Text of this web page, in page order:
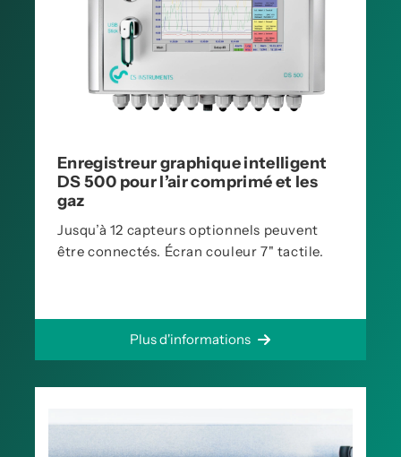
Enregistreur graphique intelligent
DS 500 pour l’air comprimé et les
gaz
Jusqu’à 12 capteurs optionnels peuvent
être connectés. Écran couleur 7" tactile.
Plus d'informations